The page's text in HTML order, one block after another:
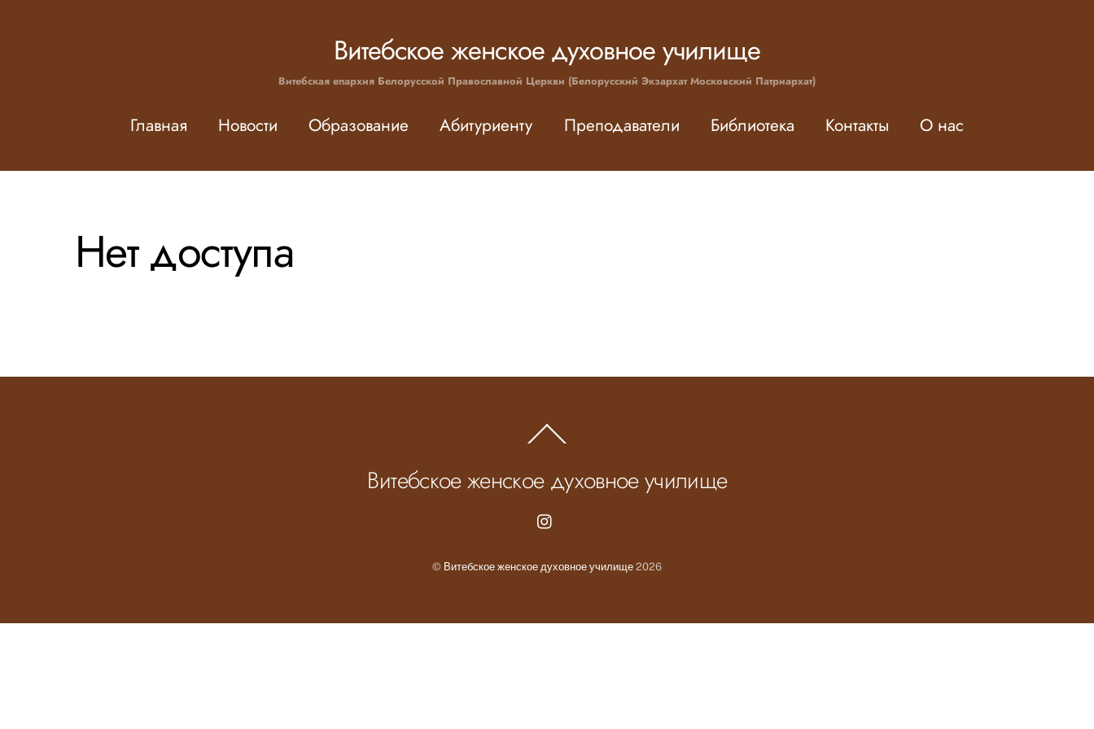
Витебское женское духовное училище
Витебская епархия Белорусской Православной Церкви (Белорусский Экзархат Московский Патриархат)
Главная Новости Образование Абитуриенту Преподаватели Библиотека Контакты О нас
Нет доступа
To
Витебское женское духовное училище
© Витебское женское духовное училище 2026